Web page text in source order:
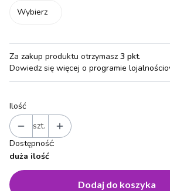
Wybierz
Za zakup produktu otrzymasz 3 pkt.
Dowiedz się więcej o programie
Ilość
szt.
Dostępność:
duża ilość
Dodaj do koszyka